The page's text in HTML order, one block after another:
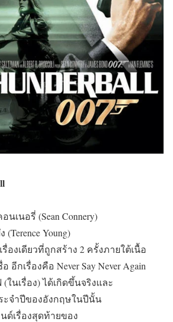
เนอรี่ (Sean Connery)
Young)
องเดียวที่ถูกสร้าง 2 ครั้งภายใต้เนื้อ
อีกเรื่องคือ Never Say Never Again
นเรื่อง) ได้เกิดขึ้นจริงและ
ะจำปีของอังกฤษในปีนั้น
ด์เรื่องสุดท้ายของ